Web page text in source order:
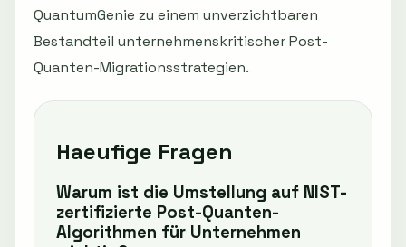
QuantumGenie zu einem unverzichtbaren
Bestandteil unternehmenskritischer Post-
Quanten-Migrationsstrategien.
Haeufige Fragen
Warum ist die Umstellung auf NIST-
zertifizierte Post-Quanten-
Algorithmen für Unternehmen